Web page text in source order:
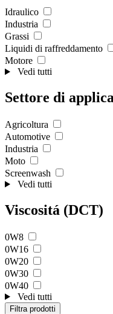
Idraulico
Industria
Grassi
Liquidi di raffreddamento
Motore
Vedi tutti
Settore di
Agricoltura
Automotive
Industria
Moto
Screenwash
Vedi tutti
Viscositá (DCT)
0W8
0W16
0W20
0W30
0W40
Vedi tutti
Filtra prodotti